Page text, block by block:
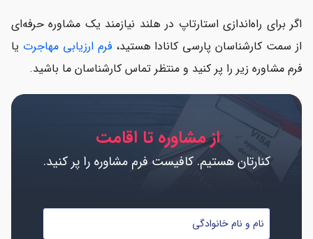
شرایط تمدید ویزای استارتاپ هلند
معرفی 10 استارتاپ برتر هلند در دو سال گذشته
و اما چرا هلند را برای راه‌اندازی استارتاپ انتخاب کنید؟
اگر برای راه‌اندازی استارتاپ در هلند نیازمند یک مشاوره حرفه‌ای
از سمت کارشناسان پارسی کانادا هستید،فرم ارزیابی مهاجرت یا
فرم مشاوره زیر را پر کنید و منتظر تماس کارشناسان ما باشید.
از مشاوره تا اقامت
کنارتان هستیم. کافیست فرم مشاوره را پر کنید.
نام